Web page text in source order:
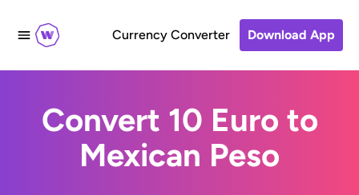
Currency Converter Download App
Convert 10 Euro to
Mexican Peso